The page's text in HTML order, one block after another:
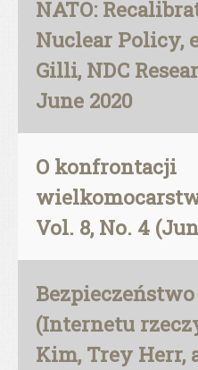
NATO:
Nuclear Policy,
Gilli, NDC
June 2020
O konfrontacji
Vol. 8, No. 4
(Internetu
Kim, Trey Herr,